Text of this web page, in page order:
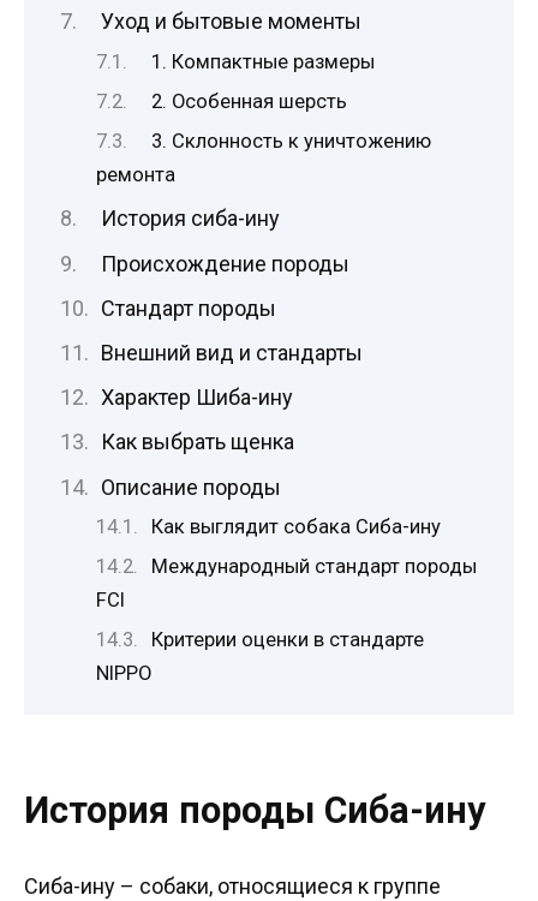
Уход и бытовые моменты
1. Компактные размеры
2. Особенная шерсть
3. Склонность к уничтожению
ремонта
История сиба-ину
Происхождение породы
Стандарт породы
Внешний вид и стандарты
Характер Шиба-ину
Как выбрать щенка
Описание породы
Как выглядит собака Сиба-ину
Международный стандарт породы
FCI
Критерии оценки в стандарте
NIPPO
История породы Сиба-ину
Сиба-ину – собаки, относящиеся к группе